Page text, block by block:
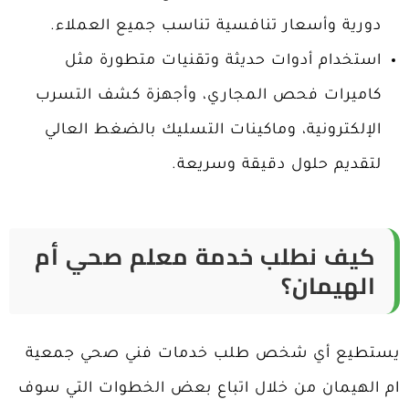
دورية وأسعار تنافسية تناسب جميع العملاء.
استخدام أدوات حديثة وتقنيات متطورة مثل
كاميرات فحص المجاري، وأجهزة كشف التسرب
الإلكترونية، وماكينات التسليك بالضغط العالي
لتقديم حلول دقيقة وسريعة.
كيف نطلب خدمة معلم صحي أم
الهيمان؟
يستطيع أي شخص طلب خدمات فني صحي جمعية
ام الهيمان من خلال اتباع بعض الخطوات التي سوف